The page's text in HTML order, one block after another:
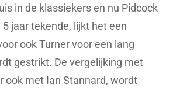
in de klassiekers en nu Pidcock
jaar tekende, lijkt het een
ook Turner voor een lang
gestrikt. De vergelijking met
ook met Ian Stannard, wordt